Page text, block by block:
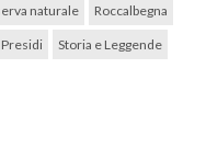
naturale Roccalbegna
Presidi Storia e Leggende